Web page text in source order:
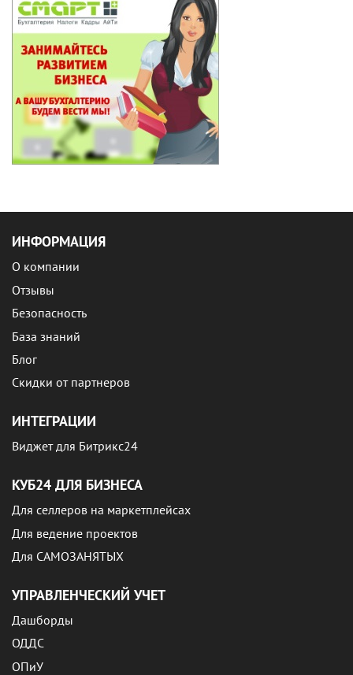
ИНФОРМАЦИЯ
О компании
Отзывы
Безопасность
База знаний
Блог
Скидки от партнеров
ИНТЕГРАЦИИ
Виджет для Битрикс24
КУБ24 ДЛЯ БИЗНЕСА
Для селлеров на маркетплейсах
Для ведение проектов
Для САМОЗАНЯТЫХ
УПРАВЛЕНЧЕСКИЙ УЧЕТ
Дашборды
ОДДС
ОПиУ